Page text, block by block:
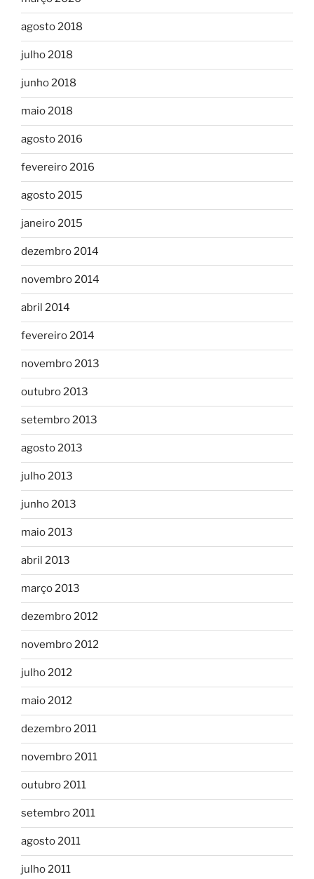
agosto 2018
julho 2018
junho 2018
maio 2018
agosto 2016
fevereiro 2016
agosto 2015
janeiro 2015
dezembro 2014
novembro 2014
abril 2014
fevereiro 2014
novembro 2013
outubro 2013
setembro 2013
agosto 2013
julho 2013
junho 2013
maio 2013
abril 2013
março 2013
dezembro 2012
novembro 2012
julho 2012
maio 2012
dezembro 2011
novembro 2011
outubro 2011
setembro 2011
agosto 2011
julho 2011